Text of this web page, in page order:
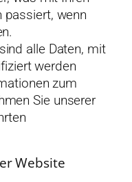
passiert, wenn
alle Daten, mit
werden
zum
Sie unserer
Website